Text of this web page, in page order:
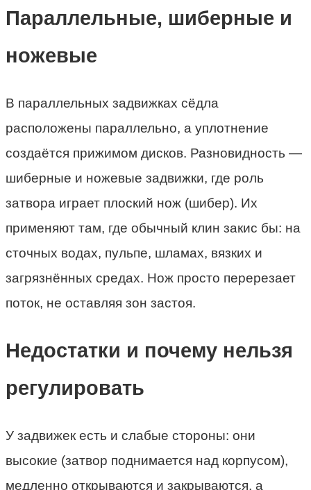
Параллельные, шиберные и
ножевые
В параллельных задвижках сёдла
расположены параллельно, а уплотнение
создаётся прижимом дисков. Разновидность —
шиберные и ножевые задвижки, где роль
затвора играет плоский нож (шибер). Их
применяют там, где обычный клин закис бы: на
сточных водах, пульпе, шламах, вязких и
загрязнённых средах. Нож просто перерезает
поток, не оставляя зон застоя.
Недостатки и почему нельзя
регулировать
У задвижек есть и слабые стороны: они
высокие (затвор поднимается над корпусом),
медленно открываются и закрываются, а